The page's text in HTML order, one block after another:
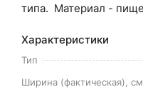
типа. Материал -
Характеристики
Тип
Ширина (фактическая), см